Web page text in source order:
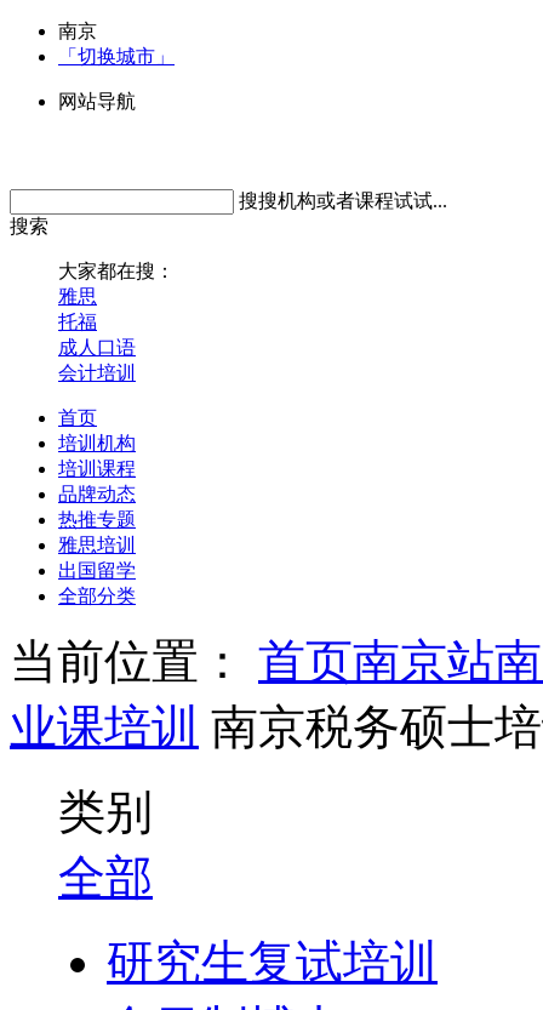
南京
「切换城市」
网站导航
搜搜机构或者课程试试...
搜索
大家都在搜：
雅思
托福
成人口语
会计培训
首页
培训机构
培训课程
品牌动态
热推专题
雅思培训
出国留学
全部分类
当前位置： 首页南京站
业课培训 南京税务硕士
类别
全部
研究生复试培训